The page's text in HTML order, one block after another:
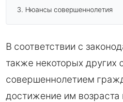
Нюансы совершеннолетия
В соответствии с
также некоторых других
совершеннолетием
достижение им возраста